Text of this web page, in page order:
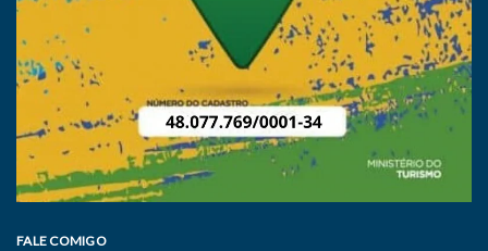
FALE COMIGO